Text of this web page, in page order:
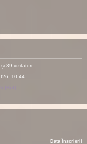
39 vizitatori
10:44
Data Înscrierii